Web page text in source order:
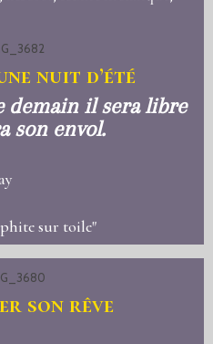
nuit d’été
demain il sera libre
son envol.
sur toile"
son rêve